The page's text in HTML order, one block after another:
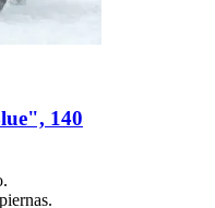
140